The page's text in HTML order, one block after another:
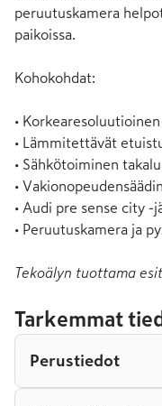
peruutuskamera
paikoissa.
Kohokohdat:
•
• Lämmitettävät
• Sähkötoiminen
• Vakionopeudensäädin
• Audi pre sense city -
• Peruutuskamera ja
Tekoälyn tuottama
Tarkemmat
Perustiedot